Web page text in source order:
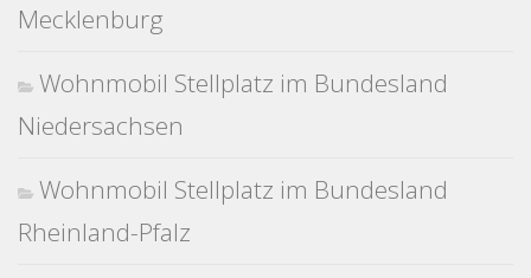
Mecklenburg
Wohnmobil Stellplatz im Bundesland
Niedersachsen
Wohnmobil Stellplatz im Bundesland
Rheinland-Pfalz